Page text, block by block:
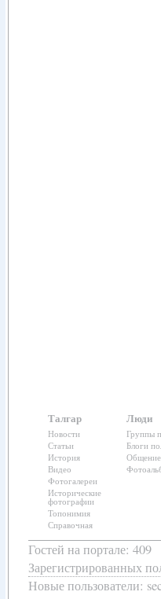
Талгар
Новости
Статьи
История
Видео
Фотогалереи
Исторические
фотографии
Топонимия
Справочная
Люди
Группы
Блоги
Гостей на портале: 409
Зарегистрированных
Новые пользователи: